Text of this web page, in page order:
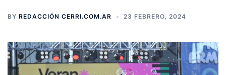
BY REDACCIÓN CERRI.COM.AR 23 FEBRERO, 2024